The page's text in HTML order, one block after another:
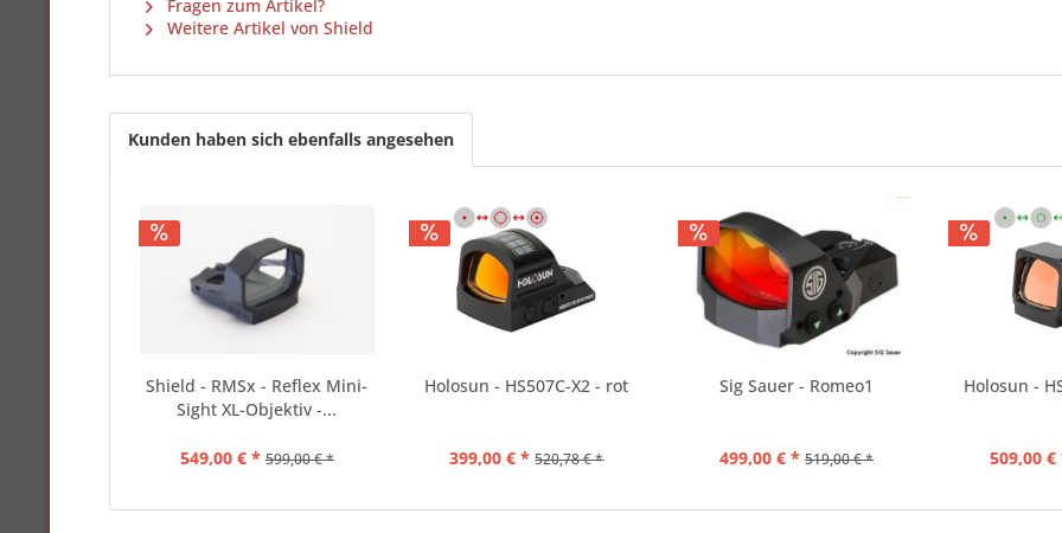
Fragen zum Artikel?
Weitere Artikel von Shield
Kunden haben sich ebenfalls angesehen
Shield - RMSx - Reflex Mini-
Sight XL-Objektiv -...
549,00 € * 599,00 € *
Holosun - HS507C-X2 - rot
399,00 € * 520,78 € *
Sig Sauer - Romeo1
499,00 € * 519,00 € *
Holosun -
509,00 €